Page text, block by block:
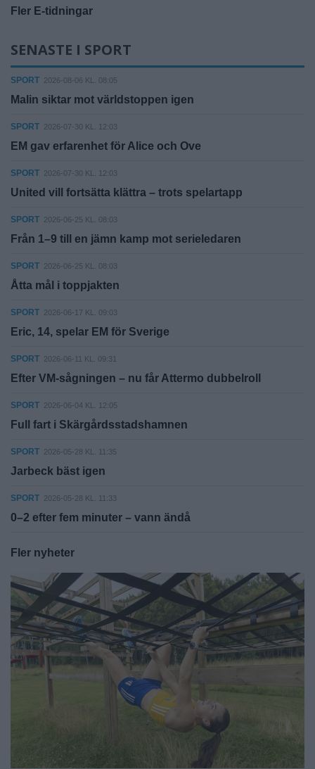
Fler E-tidningar
SENASTE I SPORT
SPORT 2026-08-06 KL. 08:05
Malin siktar mot världstoppen igen
SPORT 2026-07-30 KL. 12:03
EM gav erfarenhet för Alice och Ove
SPORT 2026-07-30 KL. 12:03
United vill fortsätta klättra – trots spelartapp
SPORT 2026-06-25 KL. 08:03
Från 1–9 till en jämn kamp mot serieledaren
SPORT 2026-06-25 KL. 08:03
Åtta mål i toppjakten
SPORT 2026-06-17 KL. 09:03
Eric, 14, spelar EM för Sverige
SPORT 2026-06-11 KL. 09:31
Efter VM-sågningen – nu får Attermo dubbelroll
SPORT 2026-06-04 KL. 12:05
Full fart i Skärgårdsstadshamnen
SPORT 2026-05-28 KL. 11:35
Jarbeck bäst igen
SPORT 2026-05-28 KL. 11:33
0–2 efter fem minuter – vann ändå
Fler nyheter